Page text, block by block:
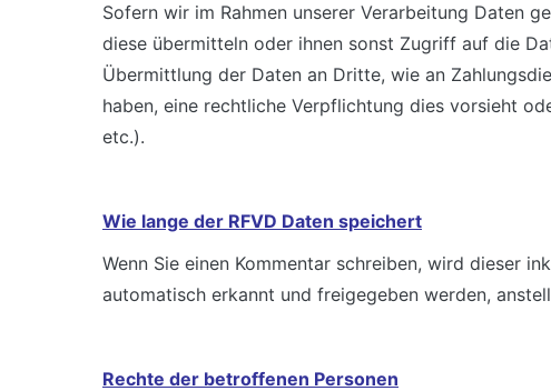
Sofern wir im Rahmen unserer Verarbeitung Daten
diese übermitteln oder ihnen sonst Zugriff auf die
Übermittlung der Daten an Dritte, wie an
haben, eine rechtliche Verpflichtung dies vorsieht
etc.).
Wie lange der RFVD Daten speichert
Wenn Sie einen Kommentar schreiben, wird dieser
automatisch erkannt und freigegeben werden,
Rechte der betroffenen Personen